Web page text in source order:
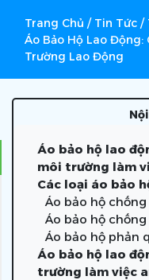
Trang Chủ / Tin Tức /
Áo Bảo Hộ Lao Động:
Trường Lao Động
Áo bảo hộ lao
môi trường làm
Các loại áo bảo
Áo bảo hộ
Áo bảo hộ
Áo bảo hộ phản
Áo bảo hộ lao
trường làm việc